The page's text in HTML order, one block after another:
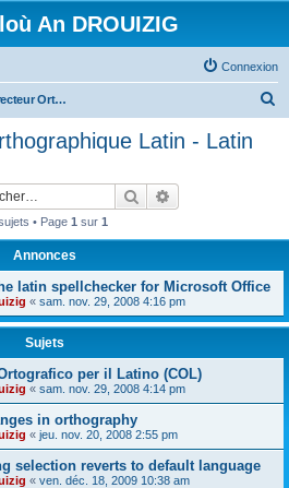
An DROUIZIG
Connexion
COL - Correcteur Orthographique Latin - Latin Spell Checker
Latin - Latin
Rechercher
• Page 1 sur 1
Annonces
latin spellchecker for Microsoft Office
« sam. nov. 29, 2008 4:16 pm
Sujets
per il Latino (COL)
« sam. nov. 29, 2008 4:14 pm
in orthography
« jeu. nov. 20, 2008 2:55 pm
selection reverts to default language
« ven. déc. 18, 2009 10:38 am